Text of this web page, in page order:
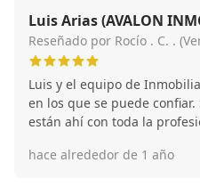
Luis Arias (AVALON
Reseñado por Rocío . C. .
Luis y el equipo de
en los que se puede
están ahí con toda la
importa hacer bien el
hace alrededor de 1 año